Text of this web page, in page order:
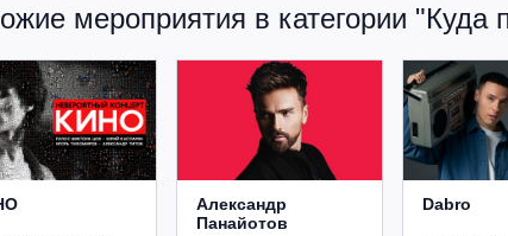
мероприятия в категории "Куда
Александр
Панайотов
Dabro